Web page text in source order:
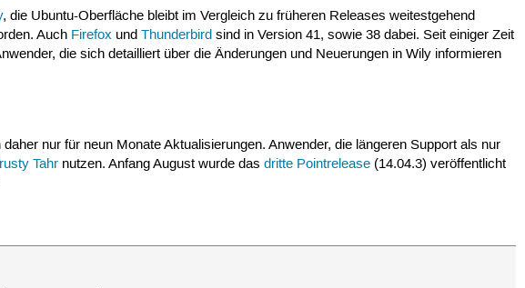
, die Ubuntu-Oberfläche bleibt im Vergleich zu früheren Releases weitestgehend
Auch Firefox undThunderbird sind in Version 41, sowie 38 dabei. Seit einiger Zeit
die sich detailliert über die Änderungen und Neuerungen in Wily informieren
nur für neun Monate Aktualisierungen. Anwender, die längeren Support als nur
Tahr nutzen. Anfang August wurde dasdritte Pointrelease (14.04.3) veröffentlicht